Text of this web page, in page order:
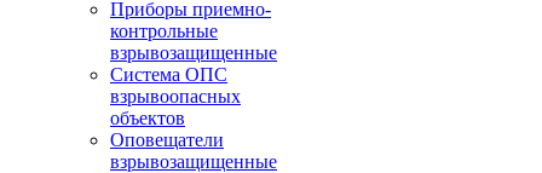
Приборы приемно-
контрольные
взрывозащищенные
Система ОПС
взрывоопасных
объектов
Оповещатели
взрывозащищенные